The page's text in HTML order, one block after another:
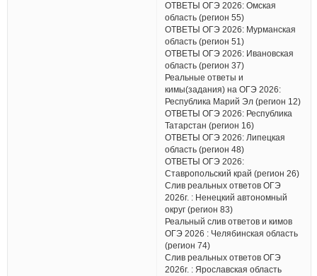
ОТВЕТЫ ОГЭ 2026: Омская
область (регион 55)
ОТВЕТЫ ОГЭ 2026: Мурманская
область (регион 51)
ОТВЕТЫ ОГЭ 2026: Ивановская
область (регион 37)
Реальные ответы и
кимы(задания) на ОГЭ 2026:
Республика Марий Эл (регион 12)
ОТВЕТЫ ОГЭ 2026: Республика
Татарстан (регион 16)
ОТВЕТЫ ОГЭ 2026: Липецкая
область (регион 48)
ОТВЕТЫ ОГЭ 2026:
Ставропольский край (регион 26)
Слив реальных ответов ОГЭ
2026г. : Ненецкий автономный
округ (регион 83)
Реальный слив ответов и кимов
ОГЭ 2026 : Челябинская область
(регион 74)
Слив реальных ответов ОГЭ
2026г. : Ярославская область